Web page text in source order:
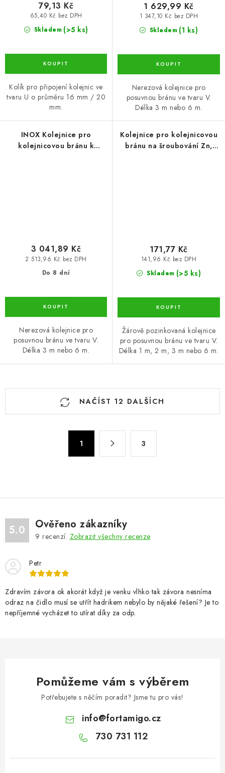
Skladem (>5 ks)
65,40 Kč bez DPH
79,13 Kč
Kolík pro připojení kolejnic ve
tvaru U o průměru 16 mm / 20
mm.
Skladem (1 ks)
1 347,10 Kč bez DPH
1 629,99 Kč
Nerezová kolejnice pro
posuvnou bránu ve tvaru V.
Délka 3 m nebo 6 m.
INOX Kolejnice pro
kolejnicovou bránu k
Do 8 dní
2 513,96 Kč bez DPH
3 041,89 Kč
Nerezová kolejnice pro
posuvnou bránu ve tvaru V.
Délka 3 m nebo 6 m.
Kolejnice pro kolejnicovou
bránu na šroubování Zn,
Skladem (>5 ks)
141,96 Kč bez DPH
171,77 Kč
Žárově pozinkovaná kolejnice
pro posuvnou bránu ve tvaru V.
Délka 1 m, 2 m, 3 m nebo 6 m.
O
p
v
k
v
ý
p
i
s
NAČÍST 12 DALŠÍCH
k
v
á
n
1 3
5.0 Ověřeno zákazníky
9 recenzí. Zobrazit všechny recenze
Petr
Zdravím závora ok akorát když je venku vlhko tak závora nesníma
odraz na čidlo musí se utřít hadrikem nebylo by nějaké řešení? Je to
nepříjemné vycházet to utírat díky za odp.
Pomůžeme vám s výběrem
Potřebujete s něčím poradit? Jsme tu pro vás!
info@fortamigo.cz
730 731 112